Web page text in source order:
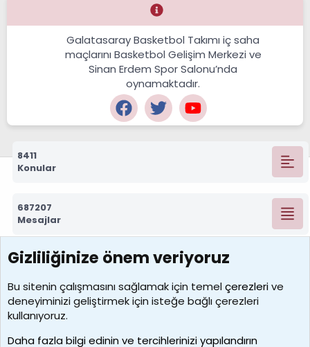
Galatasaray Basketbol Takımı iç saha
maçlarını Basketbol Gelişim Merkezi ve
Sinan Erdem Spor Salonu’nda
oynamaktadır.
8411
Konular
687207
Mesajlar
7388
Kullanıcılar
borabekirogluu
Son üye
Gizliliğinize önem veriyoruz
Bu sitenin çalışmasını sağlamak için temelçerezlerive
deneyiminizi geliştirmek için isteğe bağlı çerezleri
kullanıyoruz.
Daha fazla bilgi edinin ve tercihlerinizi yapılandırın